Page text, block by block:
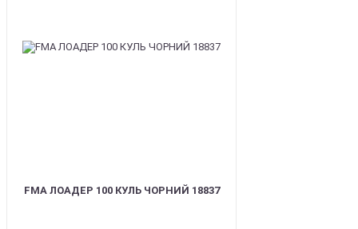
FMA ЛОАДЕР 100 КУЛЬ ЧОРНИЙ 18837